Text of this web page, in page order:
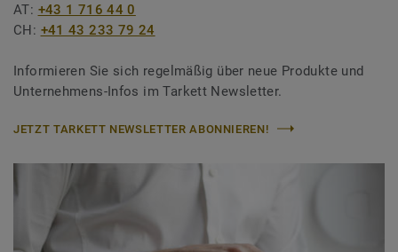
AT: +43 1 716 44 0
CH: +41 43 233 79 24
Informieren Sie sich regelmäßig über neue Produkte und
Unternehmens-Infos im Tarkett Newsletter.
JETZT TARKETT NEWSLETTER ABONNIEREN!